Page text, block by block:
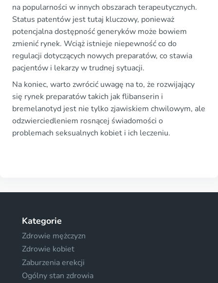
na popularności w innych obszarach terapeutycznych.
Status patentów jest tutaj kluczowy, ponieważ
potencjalna dostępność generyków może bowiem
zmienić rynek. Wciąż istnieje niepewność co do
regulacji dotyczących nowych preparatów, co stawia
pacjentów i lekarzy w trudnej sytuacji.
Na koniec, warto zwrócić uwagę na to, że rozwijający
się rynek preparatów takich jak flibanserin i
bremelanotyd jest nie tylko zjawiskiem chwilowym, ale
odzwierciedleniem rosnącej świadomości o
problemach seksualnych kobiet i ich leczeniu.
Kategorie
Zdrowie mężczyzn
Zdrowie kobiet
Zaburzenia erekcji
Ogólny stan zdrowia